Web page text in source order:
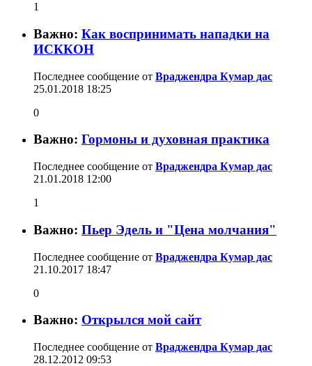
1
Важно: Как воспринимать нападки на
ИСККОН
Последнее сообщение от Враджендра Кумар дас
25.01.2018 18:25
0
Важно: Гормоны и духовная практика
Последнее сообщение от Враджендра Кумар дас
21.01.2018 12:00
1
Важно: Пьер Эдель и "Цена молчания"
Последнее сообщение от Враджендра Кумар дас
21.10.2017 18:47
0
Важно: Открылся мой сайт
Последнее сообщение от Враджендра Кумар дас
28.12.2012 09:53